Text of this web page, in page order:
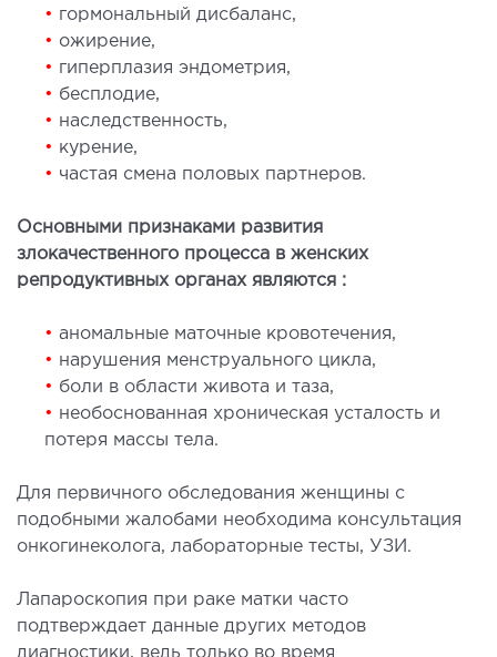
ушей
И ЛОР-ХИРУРГИЯ
лечение полости носа и
пазух
гортани и глотки
хирургия тела
урология
И ДЕРМАТОЛОГИЯ
косметология
косметология
косметология
• гормональный дисбаланс,
• ожирение,
• гиперплазия эндометрия,
• бесплодие,
• наследственность,
• курение,
• частая смена половых партнеров.
Основными признаками развития
злокачественного процесса в женских
репродуктивных органах являются :
• аномальные маточные кровотечения,
• нарушения менструального цикла,
• боли в области живота и таза,
• необоснованная хроническая усталость и
потеря массы тела.
Для первичного обследования женщины с
подобными жалобами необходима консультация
онкогинеколога, лабораторные тесты, УЗИ.
Лапароскопия при раке матки часто
подтверждает данные других методов
диагностики, ведь только во время